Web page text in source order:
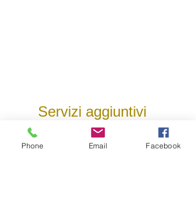
Servizi aggiuntivi
Phone Email Facebook